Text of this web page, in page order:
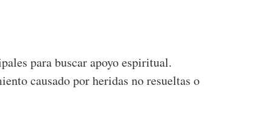
para buscar apoyo espiritual.
causado por heridas no resueltas o